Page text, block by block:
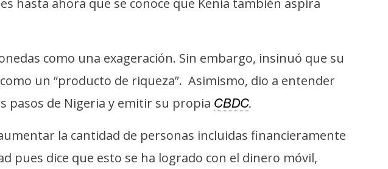
hasta ahora que se conoce que Kenia también aspira
como una exageración. Sin embargo, insinuó que su
un “producto de riqueza”. Asimismo, dio a entender
pasos de Nigeria y emitir su propia CBDC.
la cantidad de personas incluidas financieramente
pues dice que esto se ha logrado con el dinero móvil,